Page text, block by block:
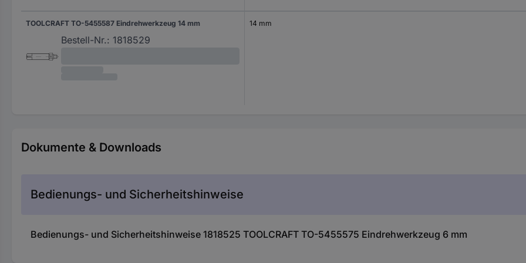
TOOLCRAFT TO-5455587 Eindrehwerkzeug 14 mm
Bestell-Nr.: 1818529
14 mm
Dokumente & Downloads
Bedienungs- und Sicherheitshinweise
Bedienungs- und Sicherheitshinweise 1818525 TOOLCRAFT TO-5455575 Eindrehwerkzeug 6 mm